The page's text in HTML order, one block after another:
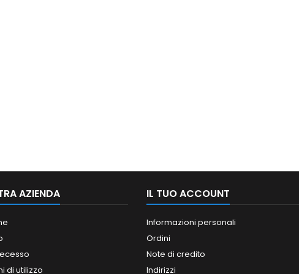
AZIENDA
di utilizzo
IL TUO ACCOUNT
Informazioni personali
Ordini
Note di credito
Indirizzi